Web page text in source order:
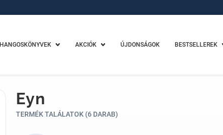
HANGOSKÖNYVEK AKCIÓK ÚJDONSÁGOK BESTSELLEREK
Eyn
TERMÉK TALÁLATOK (6 DARAB)